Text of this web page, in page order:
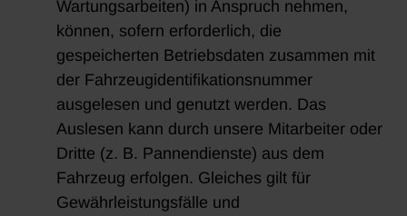
Wartungsarbeiten) in Anspruch nehmen,
können, sofern erforderlich, die
gespeicherten Betriebsdaten zusammen mit
der Fahrzeugidentifikationsnummer
ausgelesen und genutzt werden. Das
Auslesen kann durch unsere Mitarbeiter oder
Dritte (z. B. Pannendienste) aus dem
Fahrzeug erfolgen. Gleiches gilt für
Gewährleistungsfälle und